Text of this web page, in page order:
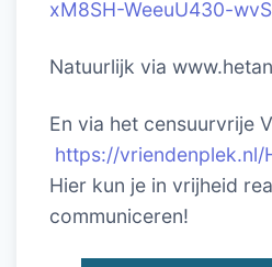
xM8SH-WeeuU430-
Natuurlijk via
En via het censuurvrije
https://vriendenplek.nl/
Hier kun je in vrijheid
communiceren!